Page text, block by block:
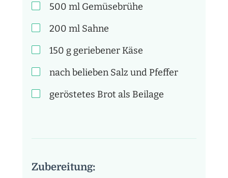
500 ml Gemüsebrühe
200 ml Sahne
150 g geriebener Käse
nach belieben Salz und Pfeffer
geröstetes Brot als Beilage
Zubereitung: